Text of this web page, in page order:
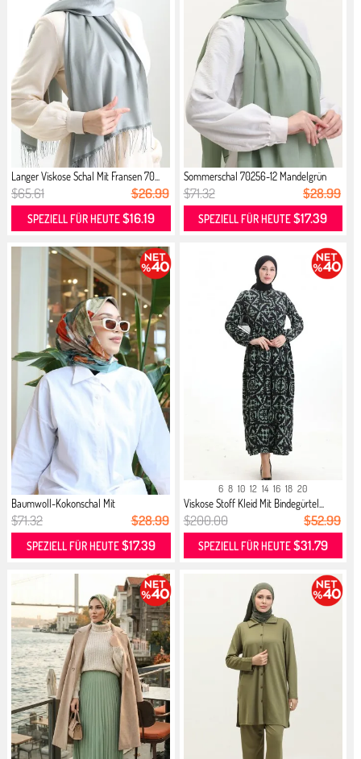
Langer Viskose Schal Mit Fransen 70...
$65.61 $26.99
SPEZIELL FÜR HEUTE$16.19
Sommerschal 70256-12 Mandelgrün
$71.32 $28.99
SPEZIELL FÜR HEUTE$17.39
Baumwoll-Kokonschal Mit
Blumenmuste...
$71.32 $28.99
SPEZIELL FÜR HEUTE$17.39
6 8 10 12 14 16 18 20
Viskose Stoff Kleid Mit Bindegürtel...
$200.00 $52.99
SPEZIELL FÜR HEUTE$31.79